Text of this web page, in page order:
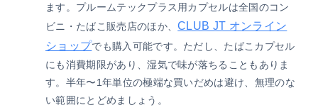
ます。プルームテックプラス用カプセルは全国のコン
ビニ・たばこ販売店のほか、CLUB JT オンライン
ショップでも購入可能です。ただし、たばこカプセル
にも消費期限があり、湿気で味が落ちることもありま
す。半年〜1年単位の極端な買いだめは避け、無理のな
い範囲にとどめましょう。